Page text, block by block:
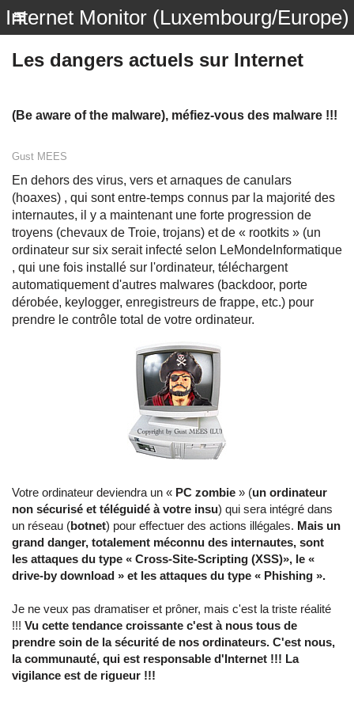
Internet Monitor (Luxembourg/Europe)
Les dangers actuels sur Internet
(Be aware of the malware), méfiez-vous des malware !!!
Gust MEES
En dehors des virus, vers etarnaques de canulars
(hoaxes) , qui sont entre-temps connus par la majorité des
internautes, il y a maintenant une forte progression de
troyens (chevaux de Troie, trojans) et de « rootkits » (un
ordinateur sur six serait infecté selon LeMondeInformatique
, qui une fois installé sur l'ordinateur, téléchargent
automatiquement d'autres malwares (backdoor, porte
dérobée, keylogger, enregistreurs de frappe, etc.) pour
prendre le contrôle total de votre ordinateur.
Votre ordinateur deviendra un « PC zombie » (un ordinateur
non sécurisé et téléguidé à votre insu) qui sera intégré dans
un réseau (botnet) pour effectuer des actions illégales. Mais un
grand danger, totalement méconnu des internautes, sont
les attaques du type « Cross-Site-Scripting (XSS)», le «
drive-by download » et les attaques du type « Phishing ».
Je ne veux pas dramatiser et prôner, mais c'est la triste réalité
!!! Vu cette tendance croissante c'est à nous tous de
prendre soin de la sécurité de nos ordinateurs. C'est nous,
la communauté, qui est responsable d'Internet !!! La
vigilance est de rigueur !!!